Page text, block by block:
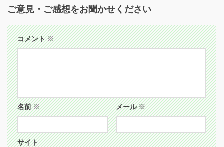
ご意見・ご感想をお聞かせください
コメント※
名前※ メール※
サイト